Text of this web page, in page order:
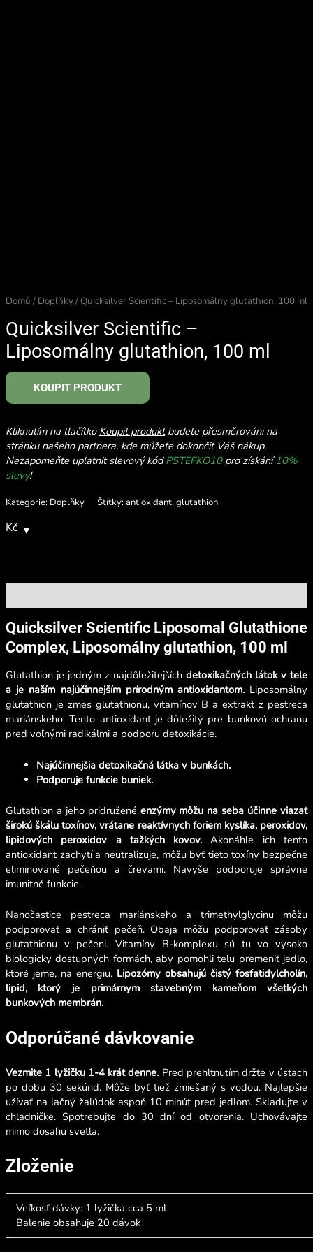
Domů / Doplňky/ Quicksilver Scientific – Liposomálny glutathion, 100 ml
Quicksilver Scientific –
Liposomálny glutathion, 100 ml
KOUPIT PRODUKT
Kliknutím na tlačítko Koupit produktbudete přesměrováni na
stránku našeho partnera, kde můžete dokončit Váš nákup.
Nezapomeňte uplatnit slevový kódPSTEFKO10pro získání10%
slevy!
Kategorie: Doplňky Štítky:antioxidant,glutathion
Kč
Quicksilver Scientific Liposomal Glutathione
Complex, Liposomálny glutathion, 100 ml
Glutathion je jedným z najdôležitejšíchdetoxikačných látok v tele
a je naším najúčinnejším prírodným antioxidantom. Liposomálny
glutathion je zmes glutathionu, vitamínov B a extrakt z pestreca
mariánskeho. Tento antioxidant je dôležitý pre bunkovú ochranu
pred voľnými radikálmi a podporu detoxikácie.
Najúčinnejšia detoxikačná látka v bunkách.
Podporuje funkcie buniek.
Glutathion a jeho pridružené enzýmy môžu na seba účinne viazať
širokú škálu toxínov, vrátane reaktívnych foriem kyslíka, peroxidov,
lipidových peroxidov a ťažkých kovov. Akonáhle ich tento
antioxidant zachytí a neutralizuje, môžu byť tieto toxíny bezpečne
eliminované pečeňou a črevami. Navyše podporuje správne
imunitné funkcie.
Nanočastice pestreca mariánskeho a trimethylglycinu môžu
podporovať a chrániť pečeň. Obaja môžu podporovať zásoby
glutathionu v pečeni. Vitamíny B-komplexu sú tu vo vysoko
biologicky dostupných formách, aby pomohli telu premeniť jedlo,
ktoré jeme, na energiu. Lipozómy obsahujú čistý fosfatidylcholín,
lipid, ktorý je primárnym stavebným kameňom všetkých
bunkových membrán.
Odporúčané dávkovanie
Vezmite 1 lyžičku 1-4 krát denne. Pred prehltnutím držte v ústach
po dobu 30 sekúnd. Môže byť tiež zmiešaný s vodou. Najlepšie
užívať na lačný žalúdok aspoň 10 minút pred jedlom. Skladujte v
chladničke. Spotrebujte do 30 dní od otvorenia. Uchovávajte
mimo dosahu svetla.
Zloženie
Veľkosť dávky: 1 lyžička cca 5 ml
Balenie obsahuje 20 dávok